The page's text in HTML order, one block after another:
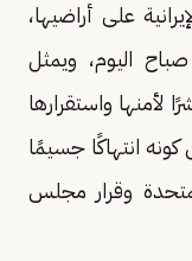
على أراضيها،
اليوم، ويمثل
لأمنها واستقرارها
انتهاكًا جسيمًا
وقرار مجلس